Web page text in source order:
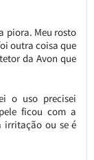
piora. Meu rosto
outra coisa que
da Avon que
o uso precisei
ficou com a
irritação ou se é